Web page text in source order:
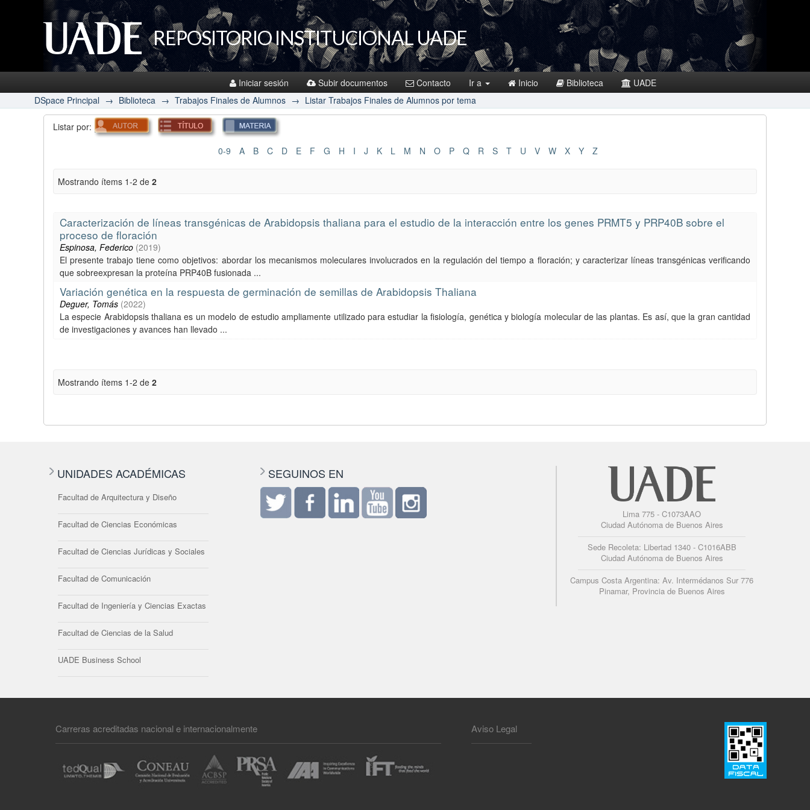
REPOSITORIO INSTITUCIONAL UADE
Iniciar sesión Subir documentos Contacto Ir a Inicio Biblioteca
UADE
DSpace Principal → Biblioteca → Trabajos Finales de Alumnos → Listar Trabajos Finales de Alumnos por tema
Listar por:
0-9 A B C D E F G H I J K L M N O P Q R S T U V W X Y Z
Mostrando ítems 1-2 de 2
Caracterización de líneas transgénicas de Arabidopsis thaliana para el estudio de la interacción entre los genes PRMT5 y PRP40B sobre el
proceso de floración
Espinosa, Federico (2019)
El presente trabajo tiene como objetivos: abordar los mecanismos moleculares involucrados en la regulación del tiempo a floración; y caracterizar líneas transgénicas verificando
que sobreexpresan la proteína PRP40B fusionada ...
Variación genética en la respuesta de germinación de semillas de Arabidopsis Thaliana
Deguer, Tomás (2022)
La especie Arabidopsis thaliana es un modelo de estudio ampliamente utilizado para estudiar la fisiología, genética y biología molecular de las plantas. Es así, que la gran cantidad
de investigaciones y avances han llevado ...
Mostrando ítems 1-2 de 2
UNIDADES ACADÉMICAS
Facultad de Arquitectura y Diseño
Facultad de Ciencias Económicas
Facultad de Ciencias Jurídicas y Sociales
Facultad de Comunicación
Facultad de Ingeniería y Ciencias Exactas
Facultad de Ciencias de la Salud
UADE Business School
SEGUINOS EN
Lima 775 - C1073AAO
Ciudad Autónoma de Buenos Aires
Sede Recoleta: Libertad 1340 - C1016ABB
Ciudad Autónoma de Buenos Aires
Campus Costa Argentina: Av. Intermédanos Sur 776
Pinamar, Provincia de Buenos Aires
Carreras acreditadas nacional e internacionalmente Aviso Legal